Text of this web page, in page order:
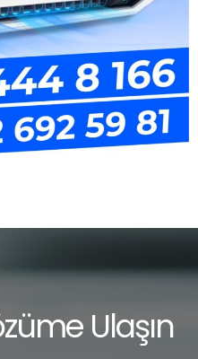
Ulaşın